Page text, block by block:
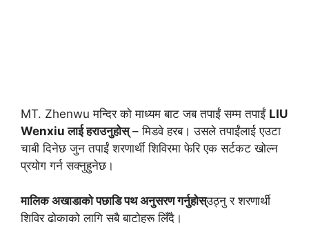
MT. Zhenwu मन्दिर को माध्यम बाट जब तपाईं सम्म तपाईं LIU
Wenxiu लाई हराउनुहोस्– मिडवे हरब। उसले तपाईंलाई एउटा
चाबी दिनेछ जुन तपाईं शरणार्थी शिविरमा फेरि एक सर्टकट खोल्न
प्रयोग गर्न सक्नुहुनेछ।
मालिक अखाडाको पछाडि पथ अनुसरण गर्नुहोस्उठ्नु र शरणार्थी
शिविर ढोकाको लागि सबै बाटोहरू लिँदै।